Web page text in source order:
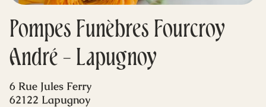
Mes dernières volontés
Pompes Funèbres Fourcroy
André - Lapugnoy
6 Rue Jules Ferry
62122 Lapugnoy